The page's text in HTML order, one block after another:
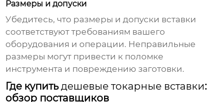
Размеры и допуски
Убедитесь, что размеры и допуски вставки
соответствуют требованиям вашего
оборудования и операции. Неправильные
размеры могут привести к поломке
инструмента и повреждению заготовки.
Где купитьдешевые токарные вставки:
обзор поставщиков